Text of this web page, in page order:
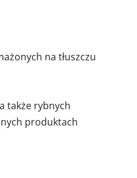
na tłuszczu
także rybnych
produktach